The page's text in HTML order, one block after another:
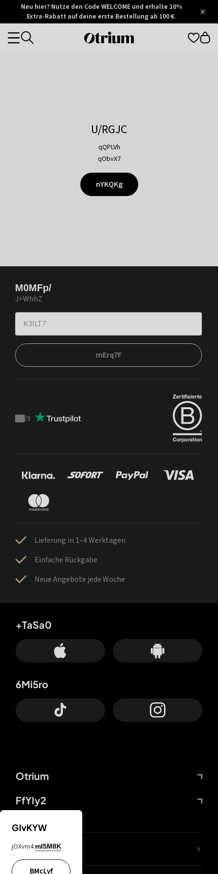
Otrium
Trustpilot
Neu hier? Nutze den Code WELCOME und erhalte 10%
Extra-Rabatt auf deine erste Bestellung ab 100 €.
Otrium
Categories
U/RGJC
qQPLVh
qObvX7
nYKQKg
M0MFp/
J+WhhZ
mErq7F
Trustpilot
/5
Lieferung in 1–4 Werktagen
Einfache Rückgabe
Neue Angebote jede Woche
Otrium
FfYIy2
+TaSa0
6Mi5ro
DDcvSo
GIvKYW
jOXvm4 mI5M8K
BMcLyf